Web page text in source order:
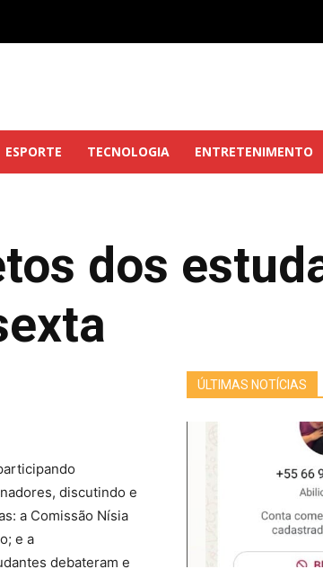
ESPORTE TECNOLOGIA ENTRETENIMENTO
dos
discutindo e
a Comissão Nísia
e a
debateram e
ÚLTIMAS NOTÍCIAS